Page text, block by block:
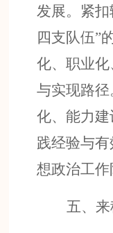
发展。 紧
四支队伍”
化、职业
与实现路
化、能力
践经验与
想政治工作
五、